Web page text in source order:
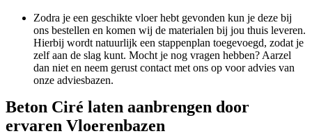
Zodra je een geschikte vloer hebt gevonden kun je deze bij
ons bestellen en komen wij de materialen bij jou thuis leveren.
Hierbij wordt natuurlijk een stappenplan toegevoegd, zodat je
zelf aan de slag kunt. Mocht je nog vragen hebben? Aarzel
dan niet en neem gerust contact met ons op voor advies van
onze adviesbazen.
Beton Ciré laten aanbrengen door
ervaren Vloerenbazen